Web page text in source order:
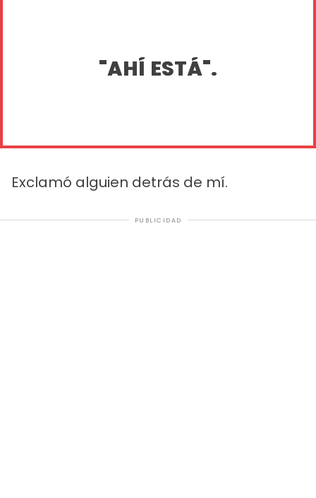
"AHÍ ESTÁ".
Exclamó alguien detrás de mí.
PUBLICIDAD